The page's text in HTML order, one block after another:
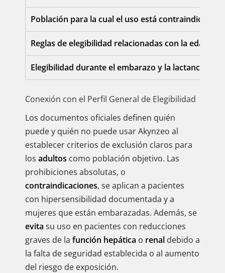
Población para la cual el uso está contraindicado
Reglas de elegibilidad relacionadas con la edad
Elegibilidad durante el embarazo y la lactancia
Conexión con el Perfil General de Elegibilidad
Los documentos oficiales definen quién
puede y quién no puede usar Akynzeo al
establecer criterios de exclusión claros para
los adultos como población objetivo. Las
prohibiciones absolutas, o
contraindicaciones, se aplican a pacientes
con hipersensibilidad documentada y a
mujeres que están embarazadas. Además, se
evita su uso en pacientes con reducciones
graves de la función hepática o renal debido a
la falta de seguridad establecida o al aumento
del riesgo de exposición.